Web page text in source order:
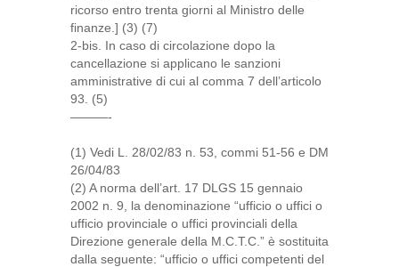
ricorso entro trenta giorni al Ministro delle
finanze.] (3) (7)
2-bis. In caso di circolazione dopo la
cancellazione si applicano le sanzioni
amministrative di cui al comma 7 dell’articolo
93. (5)
———-
(1) Vedi L. 28/02/83 n. 53, commi 51-56 e DM
26/04/83
(2) A norma dell’art. 17 DLGS 15 gennaio
2002 n. 9, la denominazione “ufficio o uffici o
ufficio provinciale o uffici provinciali della
Direzione generale della M.C.T.C.” è sostituita
dalla seguente: “ufficio o uffici competenti del